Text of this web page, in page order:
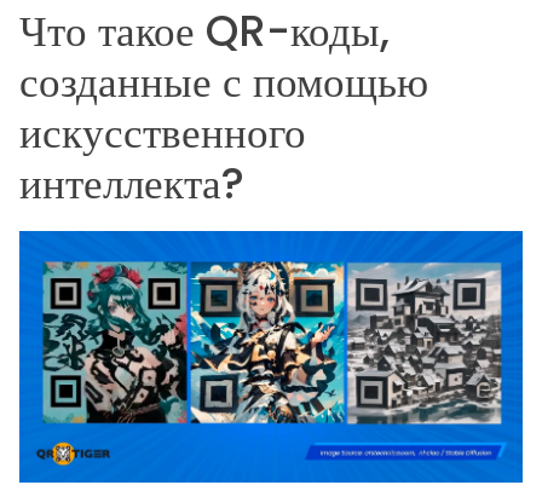
Что такое QR-коды,
созданные с помощью
искусственного
интеллекта?